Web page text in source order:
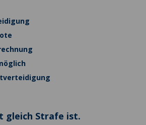
gleich Strafe ist.